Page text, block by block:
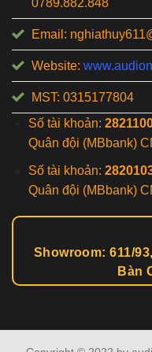
0789.882.848
Email:
Website:
MST: 0315177804
Số tài khoản:
Quân đội (MBbank)
Số tài khoản:
Quân đội (MBbank)
Showroom: 611/
Bàn